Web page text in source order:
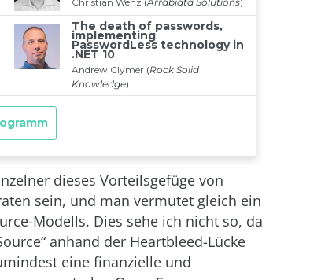
dieses Vorteilsgefüge von
sein, und man vermutet gleich ein
Modells. Dies sehe ich nicht so, da
anhand der Heartbleed-Lücke
eine finanzielle und